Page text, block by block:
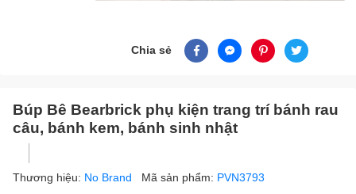
Chia sẻ
Búp Bê Bearbrick phụ kiện trang trí bánh rau
câu, bánh kem, bánh sinh nhật
Thương hiệu: No Brand Mã sản phẩm: PVN3793